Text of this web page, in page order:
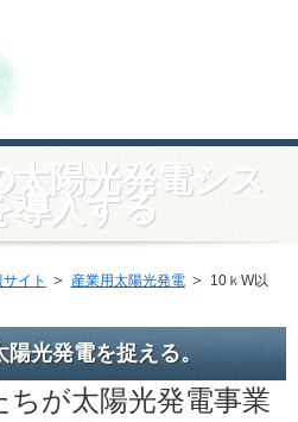
太陽光発電シス
導入する
イト ＞ 産業用太陽光発電 ＞ 10ｋW以
光発電を捉える。
ちが太陽光発電事業